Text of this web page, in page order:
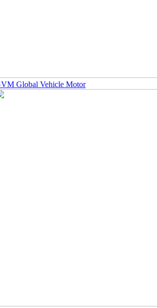
Global Vehicle Motor